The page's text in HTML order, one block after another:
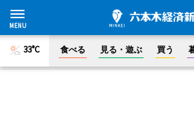
33°C 食べる 見る・遊ぶ 買う